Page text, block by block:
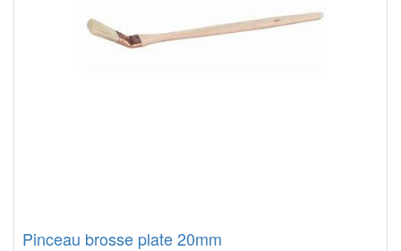
Pinceau brosse plate 20mm